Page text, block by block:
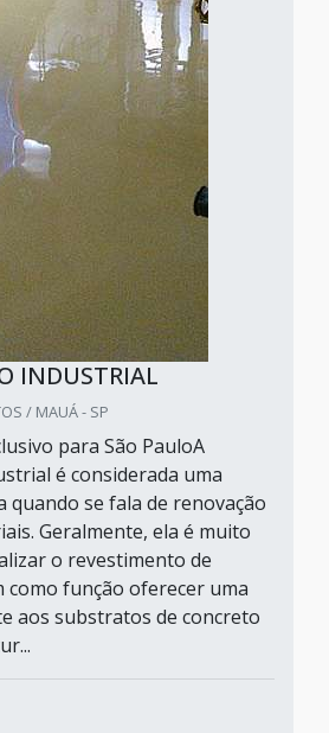
INDUSTRIAL
/ MAUÁ - SP
para São PauloA
é considerada uma
quando se fala de renovação
Geralmente, ela é muito
o revestimento de
como função oferecer uma
aos substratos de concreto